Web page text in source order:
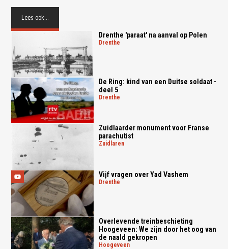
Lees ook...
Drenthe 'paraat' na aanval op Polen
drenthe
De Ring: kind van een Duitse soldaat -
deel 5
drenthe
Zuidlaarder monument voor Franse
parachutist
zuidlaren
Vijf vragen over Yad Vashem
drenthe
Overlevende treinbeschieting
Hoogeveen: We zijn door het oog van
de naald gekropen
hoogeveen